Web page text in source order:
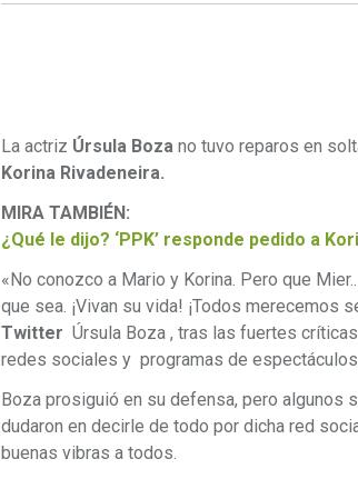
La actriz Úrsula Boza no tuvo reparos en
Korina Rivadeneira.
MIRA TAMBIÉN:
¿Qué le dijo? ‘PPK’ responde pedido a
«No conozco a Mario y Korina. Pero que
que sea. ¡Vivan su vida! ¡Todos merecemos
Twitter Úrsula Boza , tras las fuertes
redes sociales y programas de
Boza prosiguió en su defensa, pero algunos
dudaron en decirle de todo por dicha red
buenas vibras a todos.